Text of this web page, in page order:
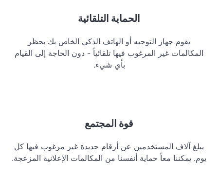
الحماية التلقائية
يقوم جهاز التوجيه أو الهاتف الذكي الخاص بك بحظر
المكالمات غير المرغوب فيها تلقائياً - دون الحاجة إلى القيام
بأي شيء.
قوة المجتمع
يبلغ آلاف المستخدمين عن أرقام جديدة غير مرغوب فيها كل
يوم. يمكننا معاً حماية أنفسنا من المكالمات الإعلانية المزعجة.